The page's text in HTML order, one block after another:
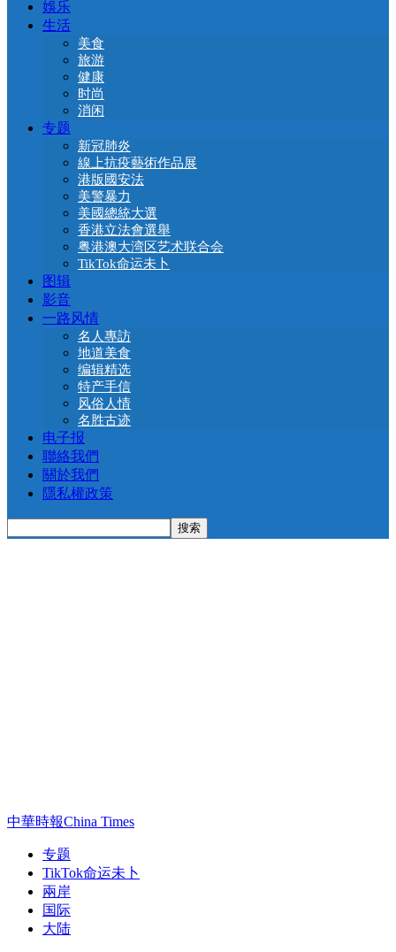
娛乐
生活
美食
旅游
健康
时尚
消闲
专题
新冠肺炎
線上抗疫藝術作品展
港版國安法
美警暴力
美國總統大選
香港立法會選舉
粤港澳大湾区艺术联合会
TikTok命运未卜
图辑
影音
一路风情
名人專訪
地道美食
编辑精选
特产手信
风俗人情
名胜古迹
电子报
聯絡我們
關於我們
隱私權政策
中華時報China Times
专题
TikTok命运未卜
兩岸
国际
大陆